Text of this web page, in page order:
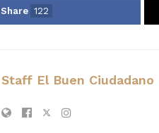
Share 122
Staff El Buen Ciudadano